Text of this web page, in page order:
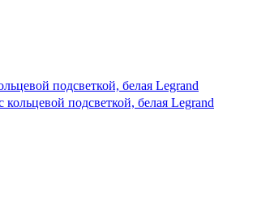
подсветкой, белая Legrand